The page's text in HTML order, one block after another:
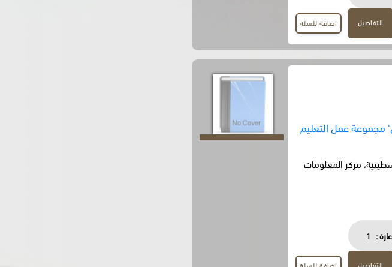
التفاصيل اضافة للسلة
مجموعة عمل التعليم
مركز المعلومات
:
1
التفاصيل اضافة للسلة